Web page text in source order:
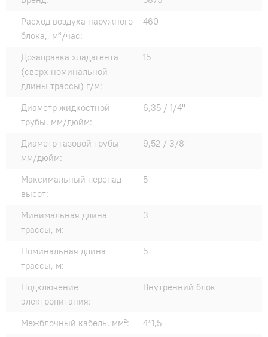
Расход воздуха наружного
блока,, м³/час:
460
Дозаправка хладагента
(сверх номинальной
длины трассы) г/м:
15
Диаметр жидкостной
трубы, мм/дюйм:
6,35 / 1/4"
Диаметр газовой трубы
мм/дюйм:
9,52 / 3/8"
Максимальный перепад
высот:
5
Минимальная длина
трассы, м:
3
Номинальная длина
трассы, м:
5
Подключение
электропитания:
Внутренний блок
Межблочный кабель, мм²:
4*1,5